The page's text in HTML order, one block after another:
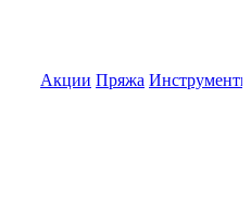
Акции Пряжа Инструменты